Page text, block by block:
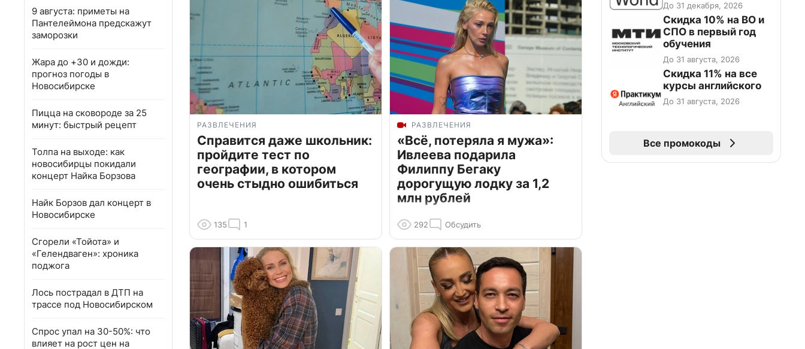
9 августа: приметы на
Пантелеймона предскажут
заморозки
Жара до +30 и дожди:
прогноз погоды в
Новосибирске
Пицца на сковороде за 25
минут: быстрый рецепт
Толпа на выходе: как
новосибирцы покидали
концерт Найка Борзова
Найк Борзов дал концерт в
Новосибирске
Сгорели «Тойота» и
«Гелендваген»: хроника
поджога
Лось пострадал в ДТП на
трассе под Новосибирском
Спрос упал на 30-50%: что
влияет на рост цен на
РАЗВЛЕЧЕНИЯ
Справится даже школьник:
пройдите тест по
географии, в котором
очень стыдно ошибиться
135 1
РАЗВЛЕЧЕНИЯ
«Всё, потеряла я мужа»:
Ивлеева подарила
Филиппу Бегаку
дорогущую лодку за 1,2
млн рублей
292 Обсудить
До 31 декабря, 2026
Скидка 10% на ВО и
СПО в первый год
обучения
До 31 августа, 2026
Скидка 11% на все
курсы английского
До 31 августа, 2026
Все промокоды